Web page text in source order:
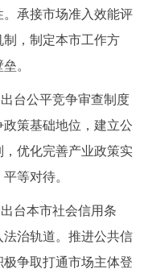
承接市场准入效能评
，制定本市工作方
。
台公平竞争审查制度
策基础地位，建立公
优化完善产业政策实
等对待。
台本市社会信用条
治轨道。推进公共信
争取打通市场主体登